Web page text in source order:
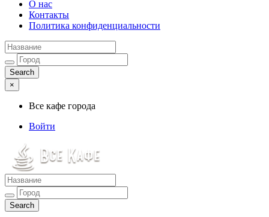
О нас
Контакты
Политика конфиденциальности
×
Все кафе города
Войти
Все кафе города
Каталог хороших кафе